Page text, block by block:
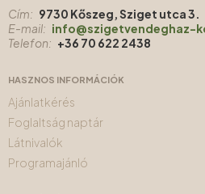
Cím: 9730 Kőszeg, Sziget utca 3.
E-mail: info@szigetvendeghaz-
Telefon: +36 70 622 2438
HASZNOS INFORMÁCIÓK
Ajánlatkérés
Foglaltság naptár
Látnivalók
Programajánló